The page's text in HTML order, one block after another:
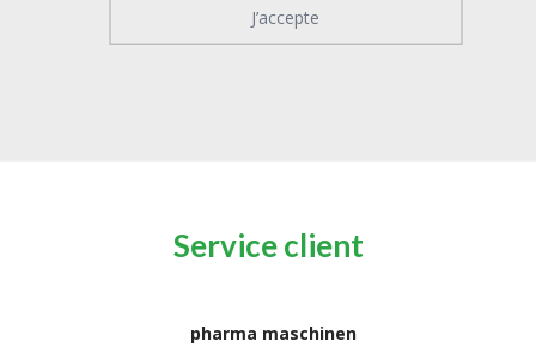
Service client
pharma maschinen
J’accepte